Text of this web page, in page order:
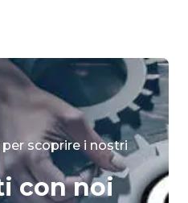
scoprire i nostri
con noi